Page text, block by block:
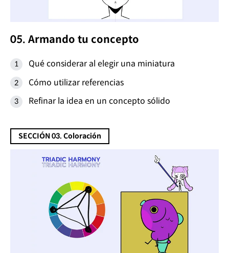
05. Armando tu concepto
Qué considerar al elegir una miniatura
Cómo utilizar referencias
Refinar la idea en un concepto sólido
SECCIÓN 03. Coloración